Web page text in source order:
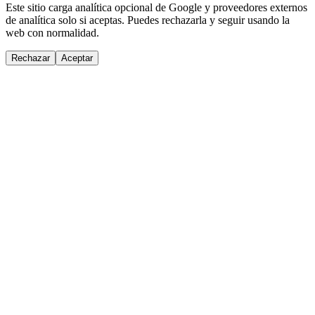
Este sitio carga analítica opcional de Google y proveedores externos
de analítica solo si aceptas. Puedes rechazarla y seguir usando la
web con normalidad.
Rechazar Aceptar